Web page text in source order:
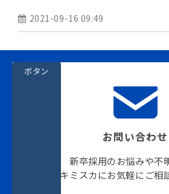
2021-09-16 09:49
お問い合わせ
新卒採用のお悩みや不
キミスカにお気軽にご相
ボタン